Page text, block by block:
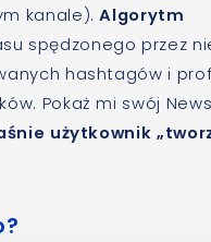
kanale).Algorytm
spędzonego przez
hashtagów i
Pokaż mi swój News
użytkownik